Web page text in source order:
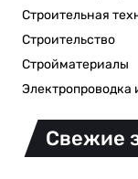
Строительная
Строительство
Стройматериалы
Электропроводка
Свежие